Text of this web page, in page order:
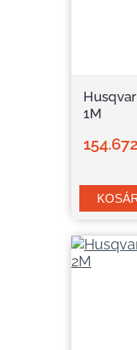
1M